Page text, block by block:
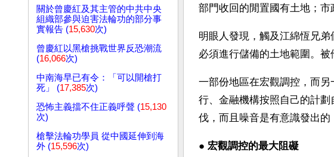
關於曾慶紅及其主管的中共中央
組織部參與迫害法輪功的部分事
實報告 (15,630次)
曾慶紅以黑槍挑戰世界反恐潮流
(16,066次)
中南海早已有令：「可以開槍打
死」 (17,385次)
恐怖主義擋不住正義呼聲 (15,130
次)
槍擊法輪功學員 從中國延伸到海
外 (15,596次)
部門收回的閒置國有土地；市
明眼人發現，觸及江綿恆兄
必須進行儲備的土地範圍。被
一部份地區在宏觀調控，而
行、金融機構按照自己的計
伐，而且噪音是有意識發出的
● 宏觀調控的最大阻礙